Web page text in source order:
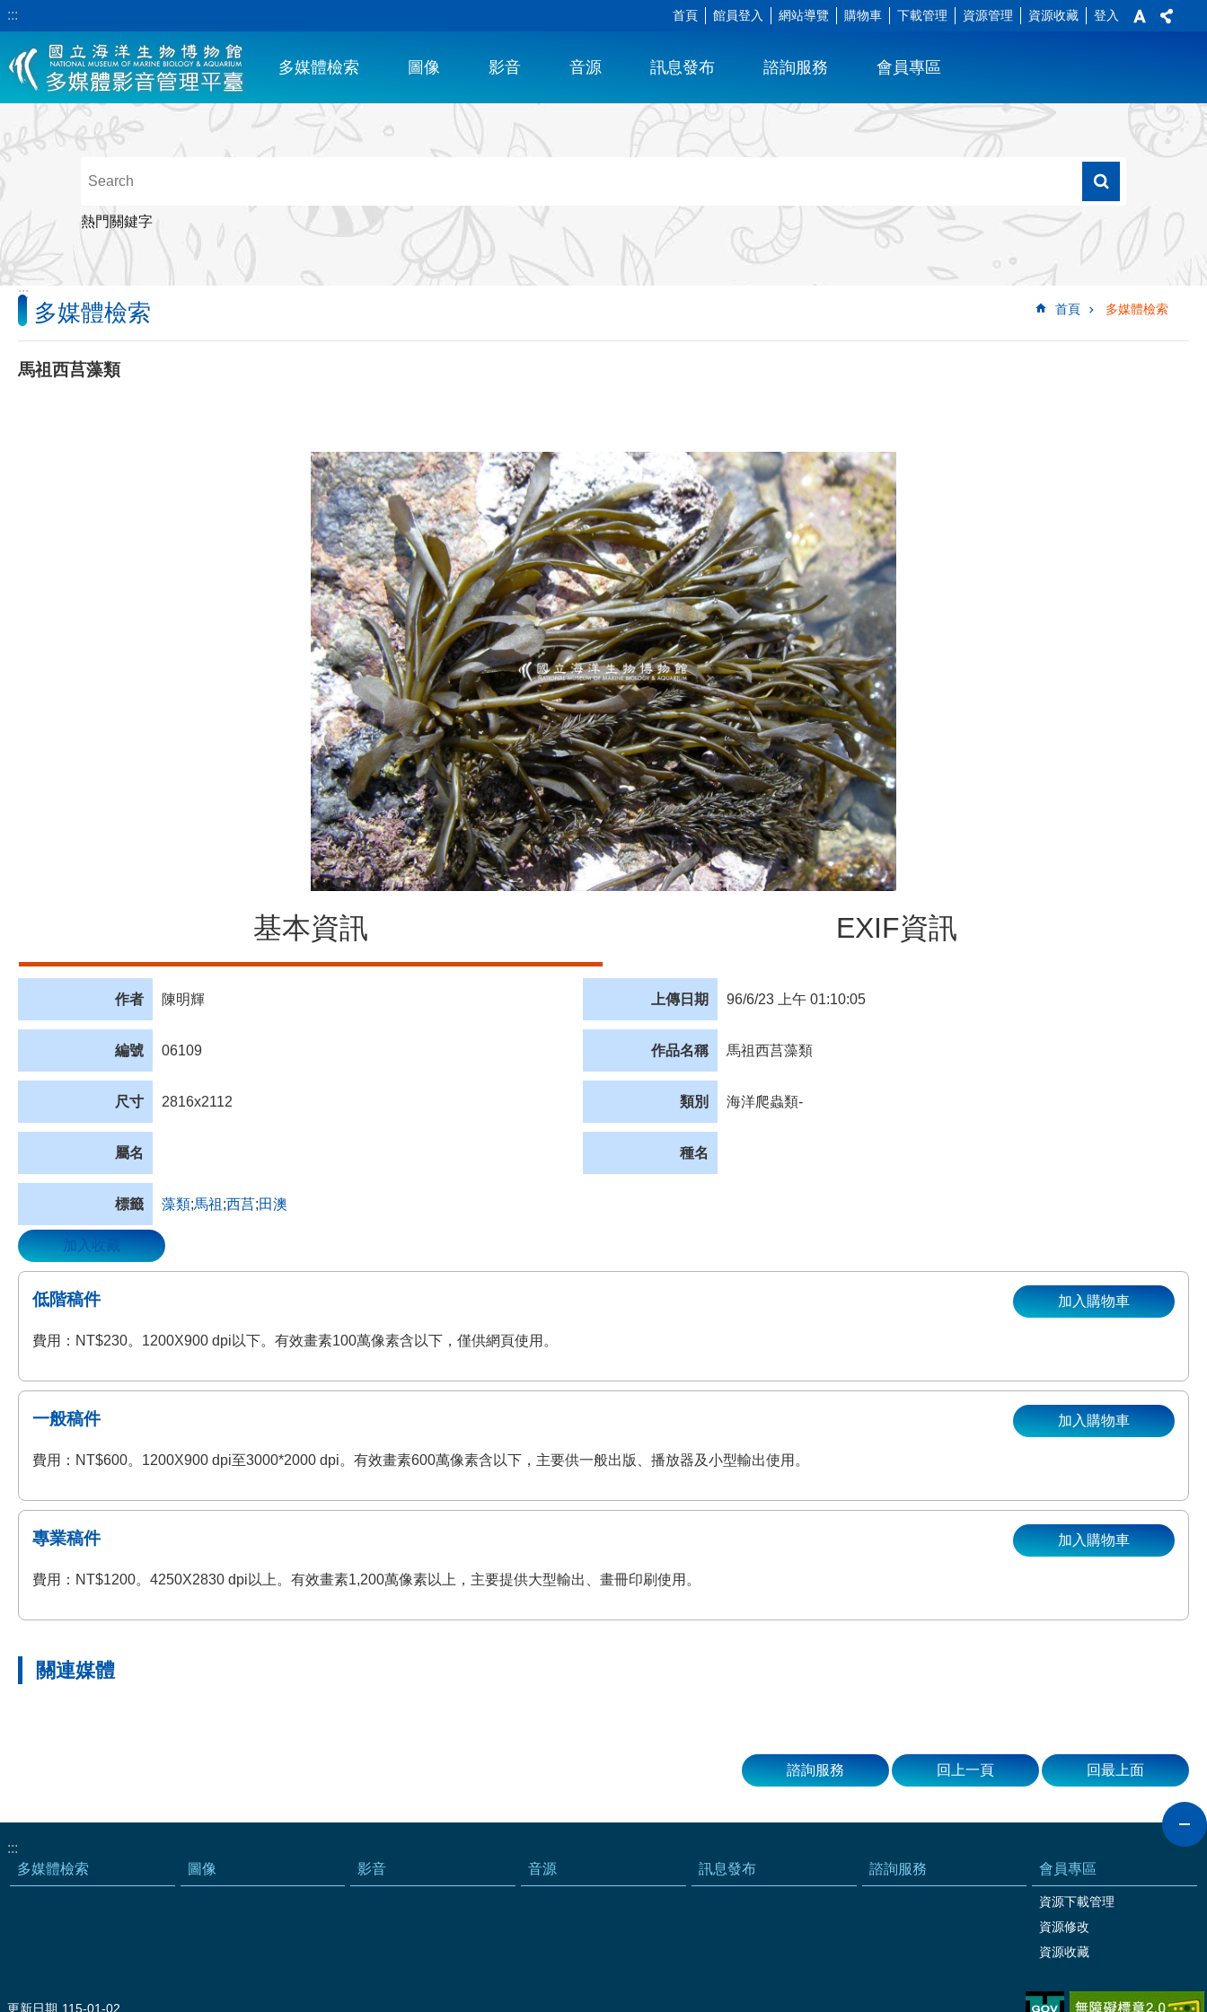
跳到主要內容區塊
::: 首頁 館員登入 網站導覽 購物車 下載管理 資源管理 資源收藏 登入
多媒體檢索 圖像 影音 音源 訊息發布 諮詢服務 會員專區
熱門關鍵字
:::
首頁 多媒體檢索
多媒體檢索
馬祖西莒藻類
基本資訊 EXIF資訊
作者 陳明輝 上傳日期 96/6/23 上午 01:10:05
編號 06109 作品名稱 馬祖西莒藻類
尺寸 2816x2112 類別 海洋爬蟲類-
屬名 種名
標籤 藻類;馬祖 ;西莒;田澳
加入收藏
低階稿件
費用：NT$230。1200X900 dpi以下。有效畫素100萬像素含以下，僅供網頁使用。
加入購物車
一般稿件
費用：NT$600。1200X900 dpi至3000*2000 dpi。有效畫素600萬像素含以下，主要供一般出版、播放器及小型輸出使用。
加入購物車
專業稿件
費用：NT$1200。4250X2830 dpi以上。有效畫素1,200萬像素以上，主要提供大型輸出、畫冊印刷使用。
加入購物車
關連媒體
諮詢服務 回上一頁 回最上面
:::
多媒體檢索
圖像 影音 音源 訊息發布 諮詢服務 會員專區
資源下載管理
資源修改
資源收藏
更新日期 115-01-02